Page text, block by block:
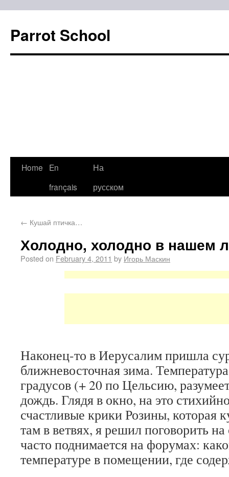
Parrot School
Home
En
français
На
русском
← Кушай птичка…
Холодно, холодно в нашем
Posted on February 4, 2011 by Игорь Маскин
Наконец-то в Иерусалим пришла
ближневосточная зима.
градусов (+ 20 по Цельсию,
дождь. Глядя в окно, на это
счастливые крики Розины, которая
там в ветвях, я решил поговорить
часто поднимается на форумах:
температуре в помещении, где